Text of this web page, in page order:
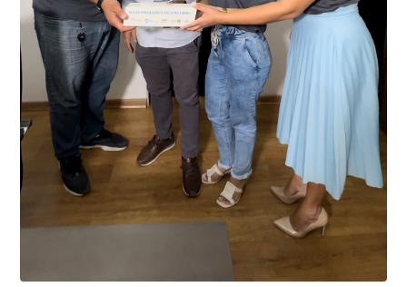
segurança da nossa cidade”, destaca o prefeito Dorlei
Fontão.